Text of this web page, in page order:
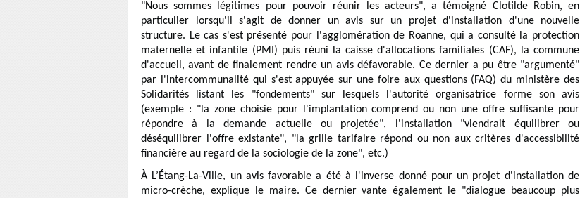
"Nous sommes légitimes pour pouvoir réunir les acteurs", a témoigné Clotilde Robin, en
particulier lorsqu'il s'agit de donner un avis sur un projet d'installation d'une nouvelle
structure. Le cas s'est présenté pour l'agglomération de Roanne, qui a consulté la protection
maternelle et infantile (PMI) puis réuni la caisse d'allocations familiales (CAF), la commune
d'accueil, avant de finalement rendre un avis défavorable. Ce dernier a pu être "argumenté"
par l'intercommunalité qui s'est appuyée sur une foire aux questions(FAQ) du ministère des
Solidarités listant les "fondements" sur lesquels l'autorité organisatrice forme son avis
(exemple : "la zone choisie pour l'implantation comprend ou non une offre suffisante pour
répondre à la demande actuelle ou projetée", l'installation "viendrait équilibrer ou
déséquilibrer l'offre existante", "la grille tarifaire répond ou non aux critères d'accessibilité
financière au regard de la sociologie de la zone", etc.)
À L’Étang-La-Ville, un avis favorable a été à l'inverse donné pour un projet d'installation de
micro-crèche, explique le maire. Ce dernier vante également le "dialogue beaucoup plus